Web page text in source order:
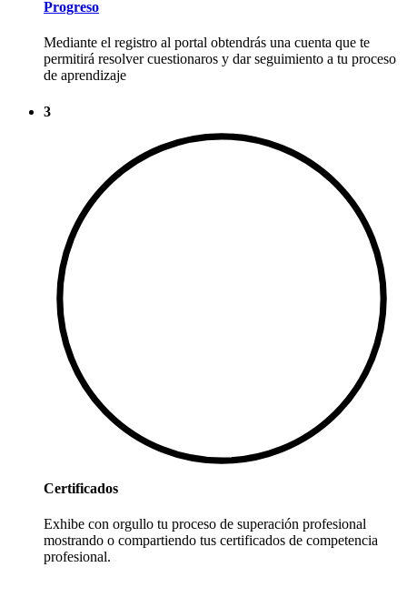
Progreso
Mediante el registro al portal obtendrás una cuenta que te
permitirá resolver cuestionaros y dar seguimiento a tu proceso
de aprendizaje
3
Certificados
Exhibe con orgullo tu proceso de superación profesional
mostrando o compartiendo tus certificados de competencia
profesional.